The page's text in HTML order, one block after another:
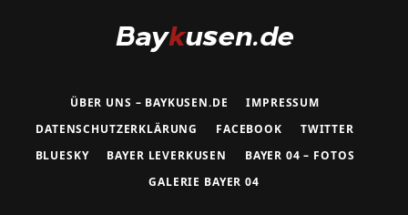
ÜBER UNS – BAYKUSEN.DE
IMPRESSUM
DATENSCHUTZERKLÄRUNG
FACEBOOK
TWITTER
BLUESKY
BAYER LEVERKUSEN
BAYER 04 – FOTOS
GALERIE BAYER 04